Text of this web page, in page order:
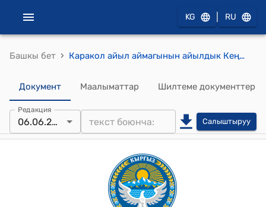
KG RU
Башкы бет › Каракол айыл аймагынын айылдык Кеңешинин 2024-жылдын 6-июнундагы № 25 "Каракол жайлоосуна кетүүчү жолдорду оңдоого Талас өнүктүрүү фондусуна долбоор жазууга макулдук берүү жөнүндө" токтому
Документ Маалыматтар Шилтеме документтер
Редакция
06.06.2024 Салыштыруу